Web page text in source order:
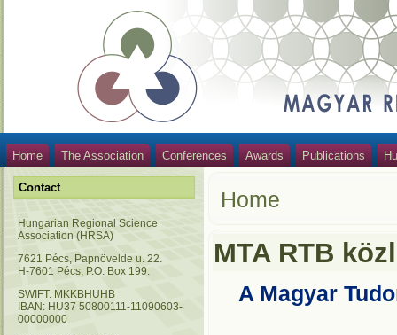
Home The Association Conferences Awards Publications
Contact
Hungarian Regional Science
Association (HRSA)
7621 Pécs, Papnövelde u. 22.
H-7601 Pécs, P.O. Box 199.
SWIFT: MKKBHUHB
IBAN: HU37 50800111-11090603-
00000000
Home
MTA RTB
A Magyar